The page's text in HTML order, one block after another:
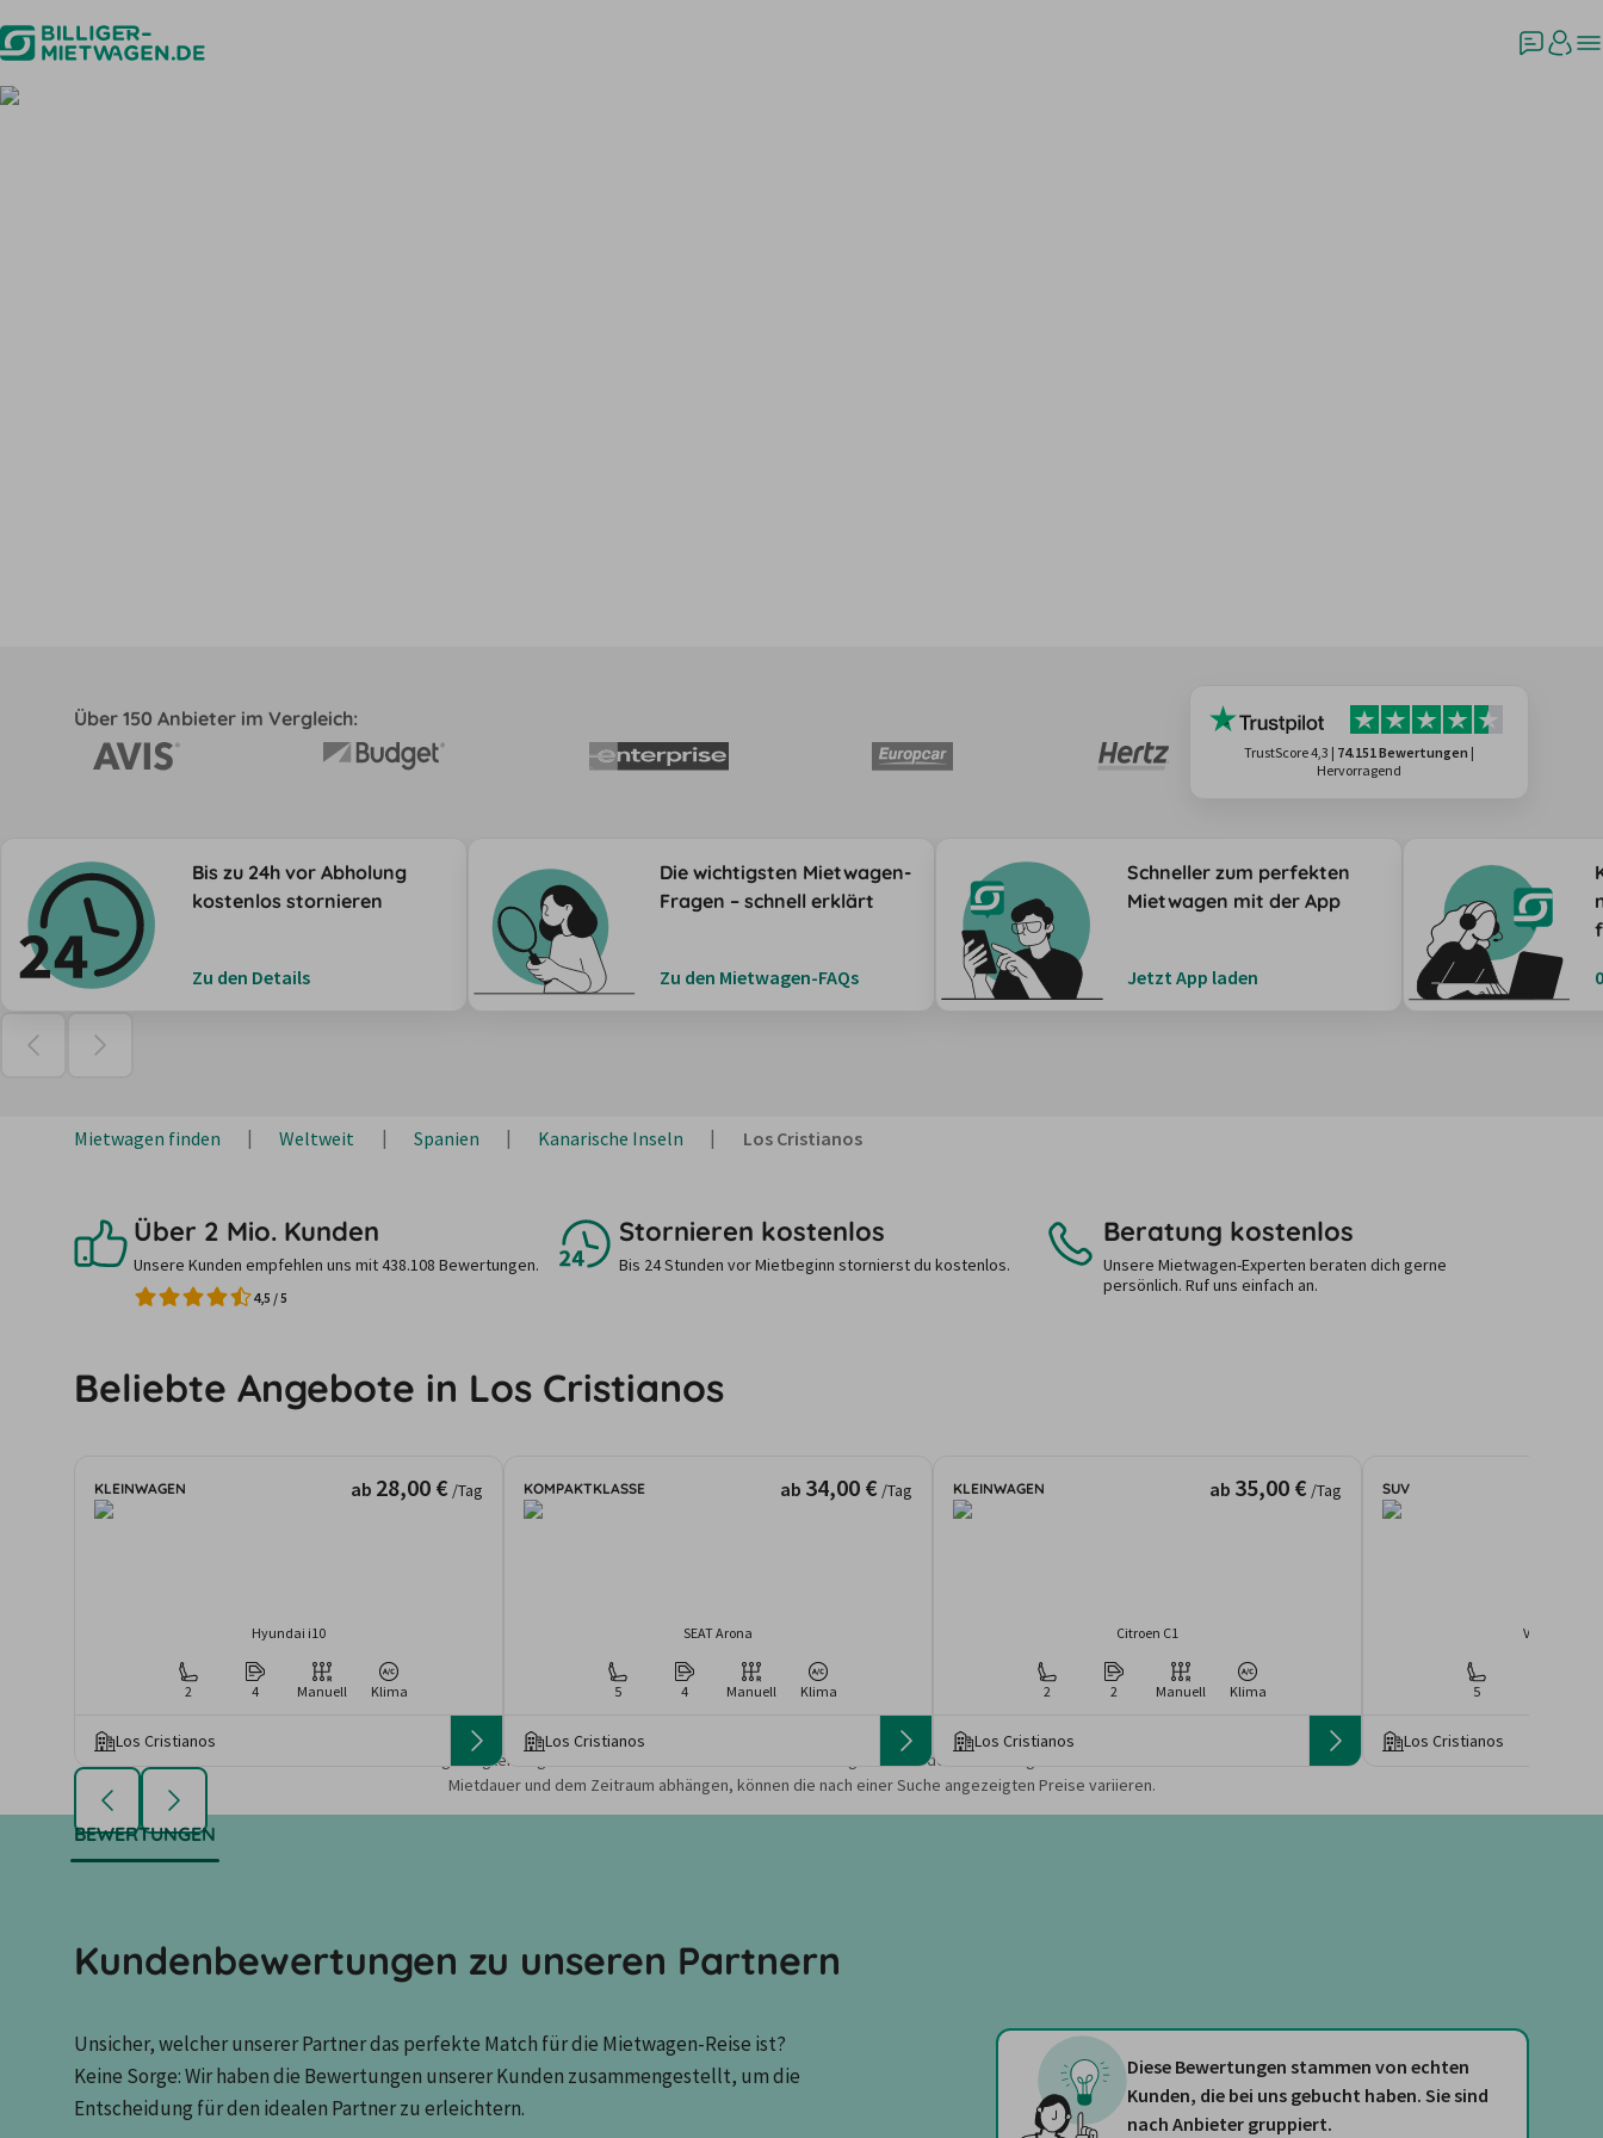
Über 150 Anbieter im Vergleich:
TrustScore 4,3 | 74.151 Bewertungen |
Hervorragend
Bis zu 24h vor Abholung
kostenlos stornieren
Zu den Details
Die wichtigsten Mietwagen-
Fragen – schnell erklärt
Zu den Mietwagen-FAQs
Schneller zum perfekten
Mietwagen mit der App
Jetzt App laden
Mietwagen finden Weltweit Spanien Kanarische Inseln Los Cristianos
Über 2 Mio. Kunden
Unsere Kunden empfehlen uns mit 438.108 Bewertungen.
4,5 /5
Stornieren kostenlos
Bis 24 Stunden vor Mietbeginn stornierst du kostenlos.
Beratung kostenlos
Unsere Mietwagen-Experten beraten dich gerne
persönlich. Ruf uns einfach an.
Beliebte Angebote in Los Cristianos
KLEINWAGEN ab 28,00 € /Tag
Hyundai i10
2 4 Manuell Klima
Los Cristianos
KOMPAKTKLASSE ab 34,00 € /Tag
SEAT Arona
5 4 Manuell Klima
Los Cristianos
KLEINWAGEN ab 35,00 € /Tag
Citroen C1
2 2 Manuell Klima
Los Cristianos
SUV
Volkswagen
5
Los Cristianos
Die angezeigten Angebote und Preise basieren auf den Suchergebnissen der letzten Tage. Da die Preise von der
Mietdauer und dem Zeitraum abhängen, können die nach einer Suche angezeigten Preise variieren.
BEWERTUNGEN
Kundenbewertungen zu unseren Partnern
Unsicher, welcher unserer Partner das perfekte Match für die Mietwagen-Reise ist?
Keine Sorge: Wir haben die Bewertungen unserer Kunden zusammengestellt, um die
Entscheidung für den idealen Partner zu erleichtern.
Diese Bewertungen stammen von echten
Kunden, die bei uns gebucht haben. Sie sind
nach Anbieter gruppiert.